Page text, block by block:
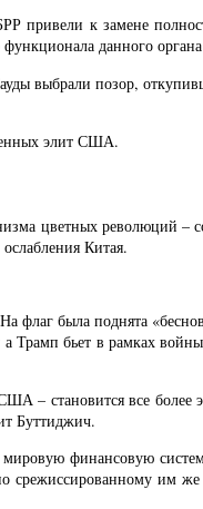
привели к замене
данного органа
выбрали позор,
элит США.
цветных революций
Китая.
была поднята
бьет в рамках
– становится все
Буттиджич.
финансовую
срежиссированному им